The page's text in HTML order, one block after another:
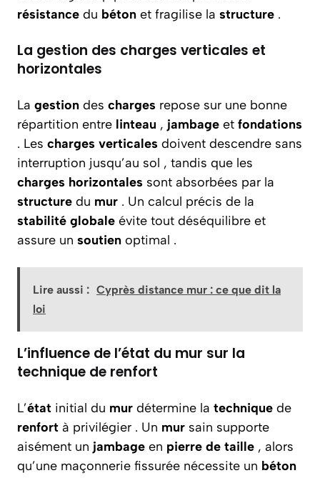
résistance du béton et fragilise la structure .
La gestion des charges verticales et
horizontales
La gestion des charges repose sur une bonne
répartition entre linteau , jambage et fondations
. Les charges verticales doivent descendre sans
interruption jusqu’au sol , tandis que les
charges horizontales sont absorbées par la
structure du mur . Un calcul précis de la
stabilité globale évite tout déséquilibre et
assure un soutien optimal .
Lire aussi : Cyprès distance mur : ce que dit la
loi
L’influence de l’état du mur sur la
technique de renfort
L’état initial du mur détermine la technique de
renfort à privilégier . Un mur sain supporte
aisément un jambage en pierre de taille , alors
qu’une maçonnerie fissurée nécessite un béton